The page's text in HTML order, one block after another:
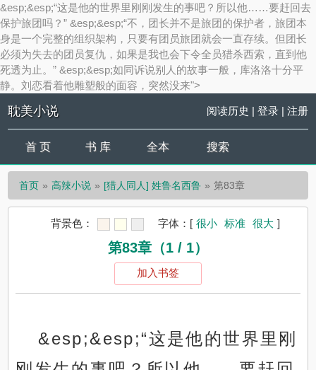
&esp;&esp;“这是他的世界里刚刚发生的事吧？所以他……要赶回去
保护旅团吗？” &esp;&esp;“不，团长并不是旅团的保护者，旅团本
身是一个完整的组织架构，只要有团员旅团就会一直存续。但团长
必须为失去的团员复仇，如果是我也会下令全员猎杀西索，直到他
死透为止。” &esp;&esp;如同诉说别人的故事一般，库洛洛十分平
静。刘恋看着他雕塑般的面容，突然没来">
耽美小说 阅读历史 | 登录| 注册
首 页 书 库 全本 搜索
首页 高辣小说 [猎人同人] 姓鲁名西鲁 第83章
背景色： 字体： [ 很小 标准 很大 ]
第83章（1 / 1）
加入书签
&esp;&esp;“这是他的世界里刚